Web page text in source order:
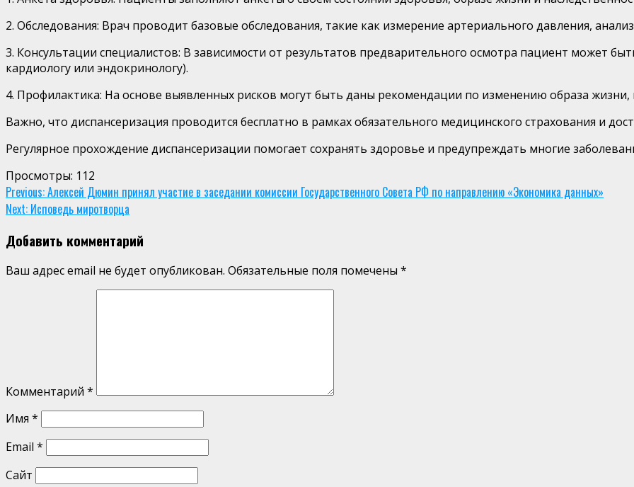
2. Обследования: Врач проводит базовые обследования, такие как измерение артериального давления,
3. Консультации специалистов: В зависимости от результатов предварительного осмотра пациент может
кардиологу или эндокринологу).
4. Профилактика: На основе выявленных рисков могут быть даны рекомендации по изменению образа жизни,
Важно, что диспансеризация проводится бесплатно в рамках обязательного медицинского страхования и
Регулярное прохождение диспансеризации помогает сохранять здоровье и предупреждать многие
Просмотры: 112
Continue
Reading
Previous:Алексей Дюмин принял участие в заседании комиссии Государственного Совета РФ по направлению «Экономика данных»
Next: Исповедь миротворца
Добавить комментарий
Ваш адрес email не будет опубликован. Обязательные поля помечены *
Комментарий *
Имя *
Email *
Сайт